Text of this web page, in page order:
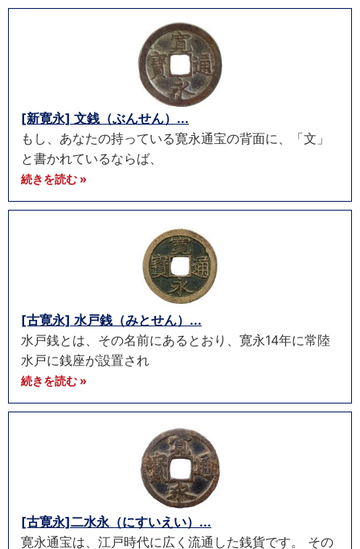
[新寛永] 文銭（ぶんせん）...
もし、あなたの持っている寛永通宝の背面に、「文」
と書かれているならば、
続きを読む »
[古寛永] 水戸銭（みとせん）...
水戸銭とは、その名前にあるとおり、寛永14年に常陸
水戸に銭座が設置され
続きを読む »
[古寛永]二水永（にすいえい）...
寛永通宝は、江戸時代に広く流通した銭貨です。 その